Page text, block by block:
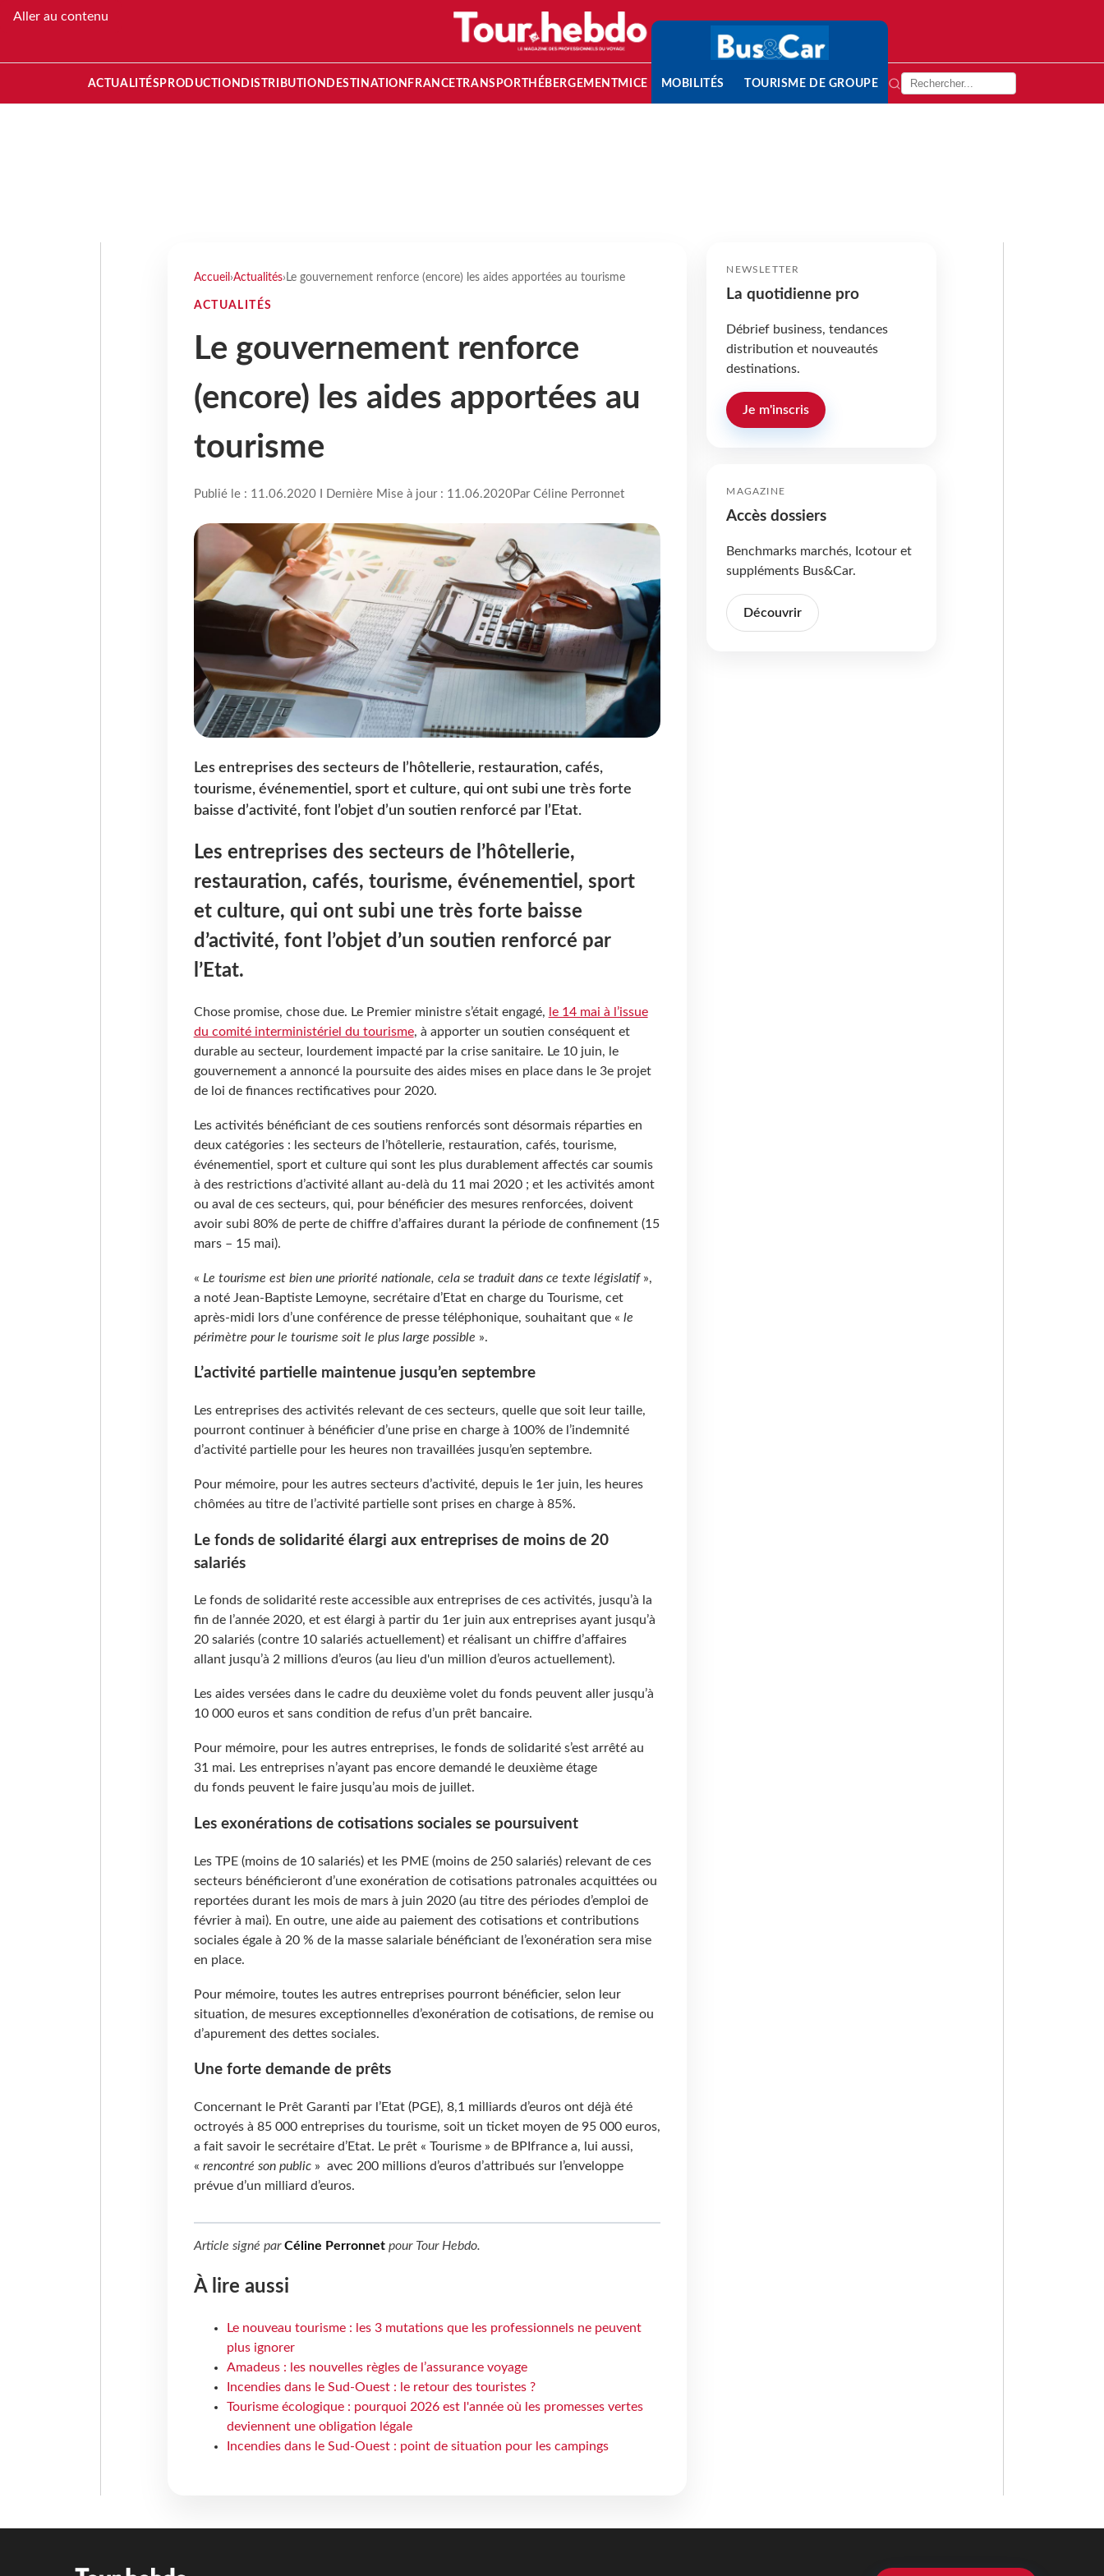
Aller au contenu
ACTUALITÉS PRODUCTION DISTRIBUTION DESTINATION FRANCETRANSPORT HÉBERGEMENTMICE MOBILITÉS TOURISME DE GROUPE
Accueil ›Actualités› Le gouvernement renforce (encore) les aides apportées au tourisme
ACTUALITÉS
Le gouvernement renforce
(encore) les aides apportées au
tourisme
Publié le : 11.06.2020 I Dernière Mise à jour : 11.06.2020Par Céline Perronnet
Les entreprises des secteurs de l’hôtellerie, restauration, cafés,
tourisme, événementiel, sport et culture, qui ont subi une très forte
baisse d’activité, font l’objet d’un soutien renforcé par l’Etat.
Les entreprises des secteurs de l’hôtellerie,
restauration, cafés, tourisme, événementiel, sport
et culture, qui ont subi une très forte baisse
d’activité, font l’objet d’un soutien renforcé par
l’Etat.
Chose promise, chose due. Le Premier ministre s’était engagé, le 14 mai à l’issue
du comité interministériel du tourisme, à apporter un soutien conséquent et
durable au secteur, lourdement impacté par la crise sanitaire. Le 10 juin, le
gouvernement a annoncé la poursuite des aides mises en place dans le 3e projet
de loi de finances rectificatives pour 2020.
Les activités bénéficiant de ces soutiens renforcés sont désormais réparties en
deux catégories : les secteurs de l’hôtellerie, restauration, cafés, tourisme,
événementiel, sport et culture qui sont les plus durablement affectés car soumis
à des restrictions d’activité allant au-delà du 11 mai 2020 ; et les activités amont
ou aval de ces secteurs, qui, pour bénéficier des mesures renforcées, doivent
avoir subi 80% de perte de chiffre d’affaires durant la période de confinement (15
mars – 15 mai).
« Le tourisme est bien une priorité nationale, cela se traduit dans ce texte législatif»,
a noté Jean-Baptiste Lemoyne, secrétaire d’Etat en charge du Tourisme, cet
après-midi lors d’une conférence de presse téléphonique, souhaitant que « le
périmètre pour le tourisme soit le plus large possible ».
L’activité partielle maintenue jusqu’en septembre
Les entreprises des activités relevant de ces secteurs, quelle que soit leur taille,
pourront continuer à bénéficier d’une prise en charge à 100% de l’indemnité
d’activité partielle pour les heures non travaillées jusqu’en septembre.
Pour mémoire, pour les autres secteurs d’activité, depuis le 1er juin, les heures
chômées au titre de l’activité partielle sont prises en charge à 85%.
Le fonds de solidarité élargi aux entreprises de moins de 20
salariés
Le fonds de solidarité reste accessible aux entreprises de ces activités, jusqu’à la
fin de l’année 2020, et est élargi à partir du 1er juin aux entreprises ayant jusqu’à
20 salariés (contre 10 salariés actuellement) et réalisant un chiffre d’affaires
allant jusqu’à 2 millions d’euros (au lieu d'un million d’euros actuellement).
Les aides versées dans le cadre du deuxième volet du fonds peuvent aller jusqu’à
10 000 euros et sans condition de refus d’un prêt bancaire.
Pour mémoire, pour les autres entreprises, le fonds de solidarité s’est arrêté au
31 mai. Les entreprises n’ayant pas encore demandé le deuxième étage
du fonds peuvent le faire jusqu’au mois de juillet.
Les exonérations de cotisations sociales se poursuivent
Les TPE (moins de 10 salariés) et les PME (moins de 250 salariés) relevant de ces
secteurs bénéficieront d’une exonération de cotisations patronales acquittées ou
reportées durant les mois de mars à juin 2020 (au titre des périodes d’emploi de
février à mai). En outre, une aide au paiement des cotisations et contributions
sociales égale à 20 % de la masse salariale bénéficiant de l’exonération sera mise
en place.
Pour mémoire, toutes les autres entreprises pourront bénéficier, selon leur
situation, de mesures exceptionnelles d’exonération de cotisations, de remise ou
d’apurement des dettes sociales.
Une forte demande de prêts
Concernant le Prêt Garanti par l’Etat (PGE), 8,1 milliards d’euros ont déjà été
octroyés à 85 000 entreprises du tourisme, soit un ticket moyen de 95 000 euros,
a fait savoir le secrétaire d’Etat. Le prêt « Tourisme » de BPIfrance a, lui aussi,
« rencontré son public» avec 200 millions d’euros d’attribués sur l’enveloppe
prévue d’un milliard d’euros.
Article signé parCéline Perronnetpour Tour Hebdo.
À lire aussi
Le nouveau tourisme : les 3 mutations que les professionnels ne peuvent
plus ignorer
Amadeus : les nouvelles règles de l’assurance voyage
Incendies dans le Sud-Ouest : le retour des touristes ?
Tourisme écologique : pourquoi 2026 est l'année où les promesses vertes
deviennent une obligation légale
Incendies dans le Sud-Ouest : point de situation pour les campings
NEWSLETTER
La quotidienne pro
Débrief business, tendances
distribution et nouveautés
destinations.
Je m'inscris
MAGAZINE
Accès dossiers
Benchmarks marchés, Icotour et
suppléments Bus&Car.
Découvrir